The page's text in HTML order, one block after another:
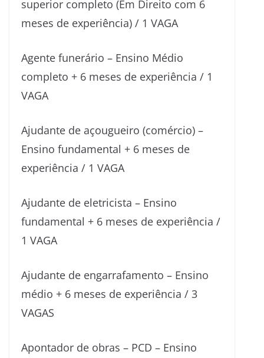
superior completo (Em Direito com 6
meses de experiência) / 1 VAGA
Agente funerário – Ensino Médio
completo + 6 meses de experiência / 1
VAGA
Ajudante de açougueiro (comércio) –
Ensino fundamental + 6 meses de
experiência / 1 VAGA
Ajudante de eletricista – Ensino
fundamental + 6 meses de experiência /
1 VAGA
Ajudante de engarrafamento – Ensino
médio + 6 meses de experiência / 3
VAGAS
Apontador de obras – PCD – Ensino